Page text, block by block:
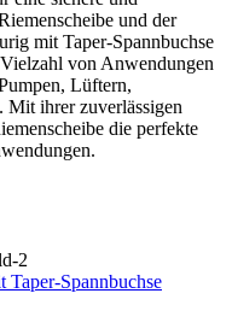
und der
mit Taper-Spannbuchse
von Anwendungen
Lüftern,
Mit ihrer zuverlässigen
die perfekte
Taper-Spannbuchse